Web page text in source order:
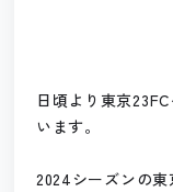
日頃より東京
います。
2024シーズンの